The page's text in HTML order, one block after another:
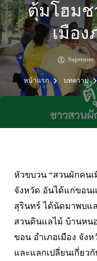
ตุ้มโฮม
เมือ
Superuser
หน้าแรก บทความ
หัวขบวน “สวนผักคน
จังหวัด อันได้แก่ขอน
สุรินทร์ ได้นัดมาพบแ
สวนดินแลไม้ บ้านหน
ขอน อำเภอเมือง จัง
และแลกเปลี่ยนเกี่ยว